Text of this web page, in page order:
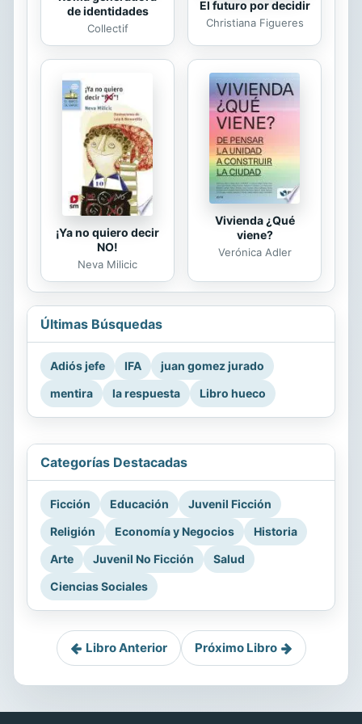
de identidades
Collectif
El futuro por decidir
Christiana Figueres
¡Ya no quiero decir
NO!
Neva Milicic
Vivienda ¿Qué
viene?
Verónica Adler
Últimas Búsquedas
Adiós jefe IFA
juan gomez jurado
mentira
la respuesta Libro hueco
Categorías Destacadas
Ficción Educación
Juvenil Ficción
Religión
Economía y Negocios
Historia
Arte
Juvenil No Ficción
Salud
Ciencias Sociales
Libro Anterior Próximo Libro